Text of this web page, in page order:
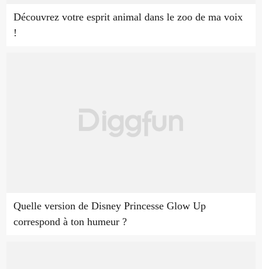
Découvrez votre esprit animal dans le zoo de ma voix
!
Quelle version de Disney Princesse Glow Up
correspond à ton humeur ?